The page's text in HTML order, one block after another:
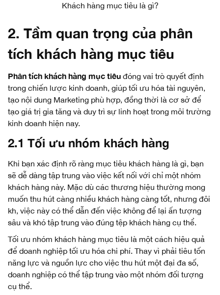
Khách hàng mục tiêu là gì?
2. Tầm quan trọng của phân
tích khách hàng mục tiêu
Phân tích khách hàng mục tiêu đóng vai trò quyết định
trong chiến lược kinh doanh, giúp tối ưu hóa tài nguyên,
tạo nội dung Marketing phù hợp, đồng thời là cơ sở để
tạo giá trị gia tăng và duy trì sự linh hoạt trong môi trường
kinh doanh hiện nay.
2.1 Tối ưu nhóm khách hàng
Khi bạn xác định rõ ràng mục tiêu khách hàng là gì, bạn
sẽ dễ dàng tập trung vào việc kết nối với chỉ một nhóm
khách hàng này. Mặc dù các thương hiệu thường mong
muốn thu hút càng nhiều khách hàng càng tốt, nhưng đôi
kh, việc này có thể dẫn đến việc không để lại ấn tượng
sâu và khó tập trung vào đúng tệp khách hàng cụ thể.
Tối ưu nhóm khách hàng mục tiêu là một cách hiệu quả
để doanh nghiệp tối ưu hóa chi phí. Thay vì phải tiêu tốn
năng lực và nguồn lực cho việc thu hút một đại đa số,
doanh nghiệp có thể tập trung vào một nhóm đối tượng
cụ thể.